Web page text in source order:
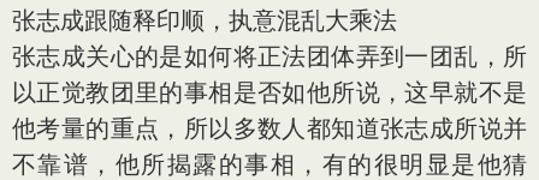
张志成跟随释印顺，执意混乱大乘法
张志成关心的是如何将正法团体弄到一团乱，所
以正觉教团里的事相是否如他所说，这早就不是
他考量的重点，所以多数人都知道张志成所说并
不靠谱，他所揭露的事相，有的很明显是他猜